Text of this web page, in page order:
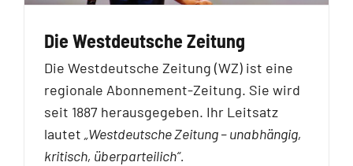
Die Westdeutsche Zeitung
Die Westdeutsche Zeitung (WZ) ist eine
regionale Abonnement-Zeitung. Sie wird
seit 1887 herausgegeben. Ihr Leitsatz
lautet „Westdeutsche Zeitung – unabhängig,
kritisch, überparteilich“.